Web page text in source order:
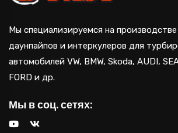
Мы специализируемся на
даунпайпов и интеркулеров для
автомобилей VW, BMW, Skoda, AUDI,
FORD и др.
Мы в соц. сетях: